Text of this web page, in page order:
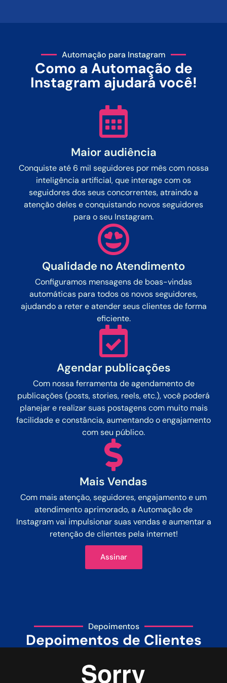
Automação para Instagram
Como a Automação de
Instagram ajudará você!
Maior audiência
Conquiste até 6 mil seguidores por mês com nossa
inteligência artificial, que interage com os
seguidores dos seus concorrentes, atraindo a
atenção deles e conquistando novos seguidores
para o seu Instagram.
Qualidade no Atendimento
Configuramos mensagens de boas-vindas
automáticas para todos os novos seguidores,
ajudando a reter e atender seus clientes de forma
eficiente.
Agendar publicações
Com nossa ferramenta de agendamento de
publicações (posts, stories, reels, etc.), você poderá
planejar e realizar suas postagens com muito mais
facilidade e constância, aumentando o engajamento
com seu público.
Mais Vendas
Com mais atenção, seguidores, engajamento e um
atendimento aprimorado, a Automação de
Instagram vai impulsionar suas vendas e aumentar a
retenção de clientes pela internet!
Assinar
Depoimentos
Depoimentos de Clientes